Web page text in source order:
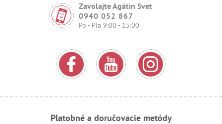
Zavolajte Agátin Svet
0940 052 867
Po - Pia 9:00 - 15:00
Platobné a doručovacie metódy